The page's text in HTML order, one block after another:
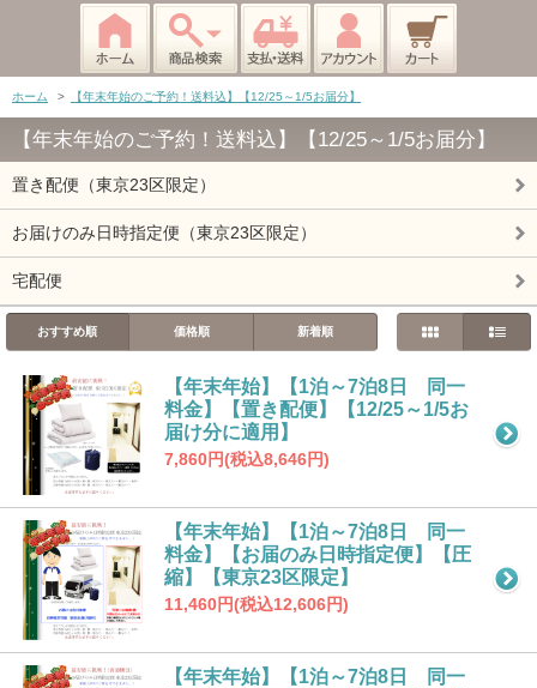
ホーム > 【年末年始のご予約！送料込】【12/25～1/5お届分】
【年末年始のご予約！送料込】【12/25～1/5お届分】
置き配便（東京23区限定）
お届けのみ日時指定便（東京23区限定）
宅配便
おすすめ順 価格順 新着順
【年末年始】【1泊～7泊8日 同一
料金】【置き配便】【12/25～1/5お
届け分に適用】
7,860円(税込8,646円)
【年末年始】【1泊～7泊8日 同一
料金】【お届のみ日時指定便】【圧
縮】【東京23区限定】
11,460円(税込12,606円)
【年末年始】【1泊～7泊8日 同一